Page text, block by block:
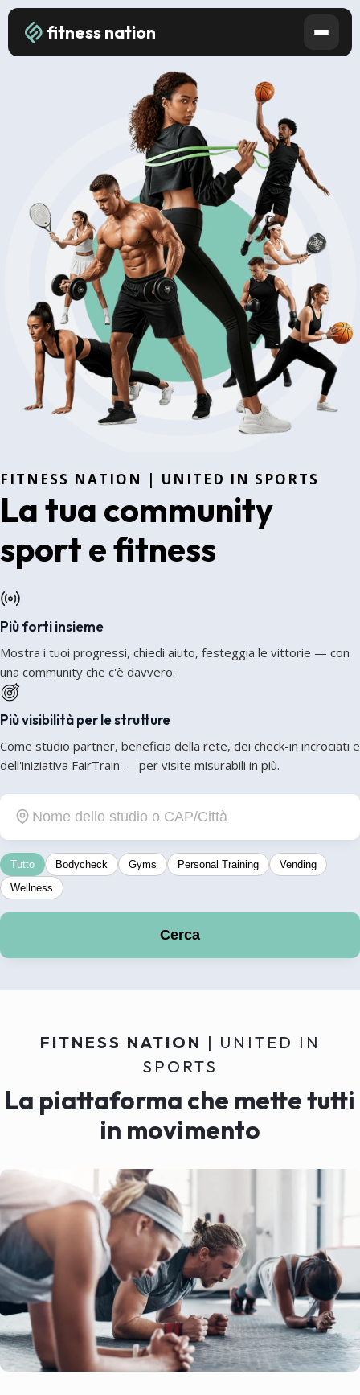
fitness nation
FITNESS NATION | UNITED IN SPORTS
La tua community
sport e fitness
Più forti insieme
Mostra i tuoi progressi, chiedi aiuto, festeggia le vittorie — con
una community che c'è davvero.
Più visibilità per le strutture
Come studio partner, beneficia della rete, dei check-in incrociati e
dell'iniziativa FairTrain — per visite misurabili in più.
Tutto Bodycheck Gyms Personal Training
Vending
Wellness
Cerca
FITNESS NATION | UNITED IN
SPORTS
La piattaforma che mette tutti
in movimento